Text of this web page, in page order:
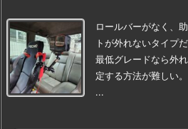
ロールバーがなく、
トが外れないタイプだ
最低グレードなら外
定する方法が難しい。
...